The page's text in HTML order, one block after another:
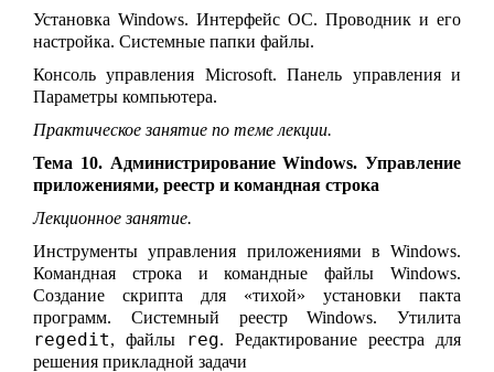
Установка Windows. Интерфейс ОС. Проводник и его
настройка. Системные папки файлы.
Консоль управления Microsoft. Панель управления и
Параметры компьютера.
Практическое занятие по теме лекции.
Тема 10. Администрирование Windows. Управление
приложениями, реестр и командная строка
Лекционное занятие.
Инструменты управления приложениями в Windows.
Командная строка и командные файлы Windows.
Создание скрипта для «тихой» установки пакта
программ. Системный реестр Windows. Утилита
regedit, файлы reg. Редактирование реестра для
решения прикладной задачи